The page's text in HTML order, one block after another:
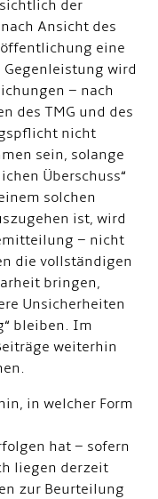
der
Ansicht des
eine
wird
– nach
des TMG und des
nicht
sein, solange
Überschuss“
solchen
ist, wird
– nicht
die vollständigen
bringen,
Unsicherheiten
bleiben. Im
weiterhin
in welcher Form
hat – sofern
liegen derzeit
zur Beurteilung